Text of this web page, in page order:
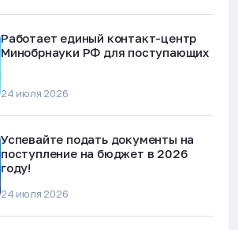
Работает единый контакт-центр
Минобрнауки РФ для поступающих
24 июля 2026
Успевайте подать документы на
поступление на бюджет в 2026
году!
24 июля 2026